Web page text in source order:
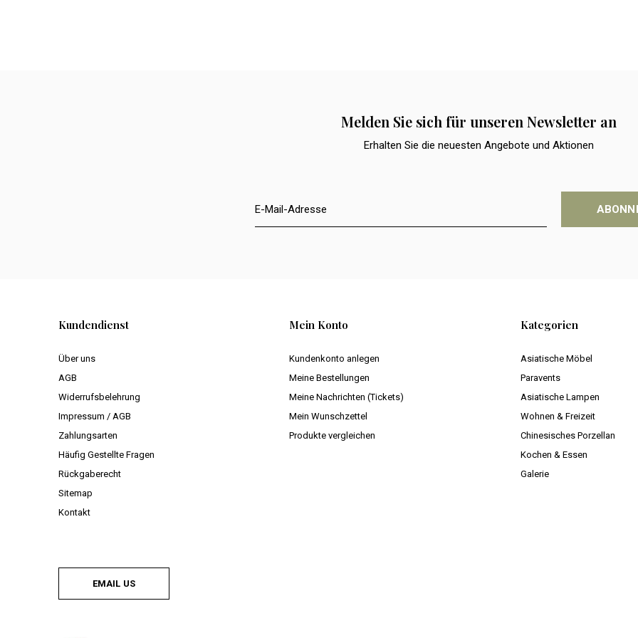
Melden Sie sich für unseren Newsletter an
Erhalten Sie die neuesten Angebote und Aktionen
Kundendienst
Über uns
AGB
Widerrufsbelehrung
Impressum / AGB
Zahlungsarten
Häufig Gestellte Fragen
Rückgaberecht
Sitemap
Kontakt
Mein Konto
Kundenkonto anlegen
Meine Bestellungen
Meine Nachrichten (Tickets)
Mein Wunschzettel
Produkte vergleichen
Kategorien
Asiatische Möbel
Paravents
Asiatische Lampen
Wohnen & Freizeit
Chinesisches Porzellan
Kochen & Essen
Galerie
EMAIL US